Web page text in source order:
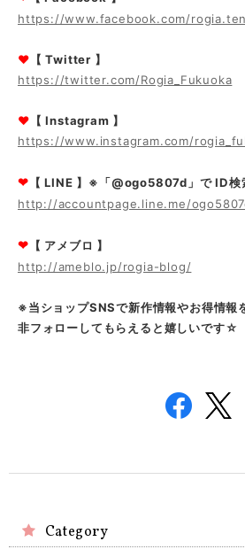
https://www.facebook.com/
❤ 【 Twitter 】
https://twitter.com/Rogia_Fukuoka
❤ 【 Instagram 】
https://www.instagram.com/
❤ 【 LINE 】※「@ogo5807d」で ID検
http://accountpage.line.me/
❤ 【 アメブロ 】
http://ameblo.jp/rogia-blog/
※当ショップSNSで新作情報やお得情報
非フォローしてもらえると嬉しいです☆
Category